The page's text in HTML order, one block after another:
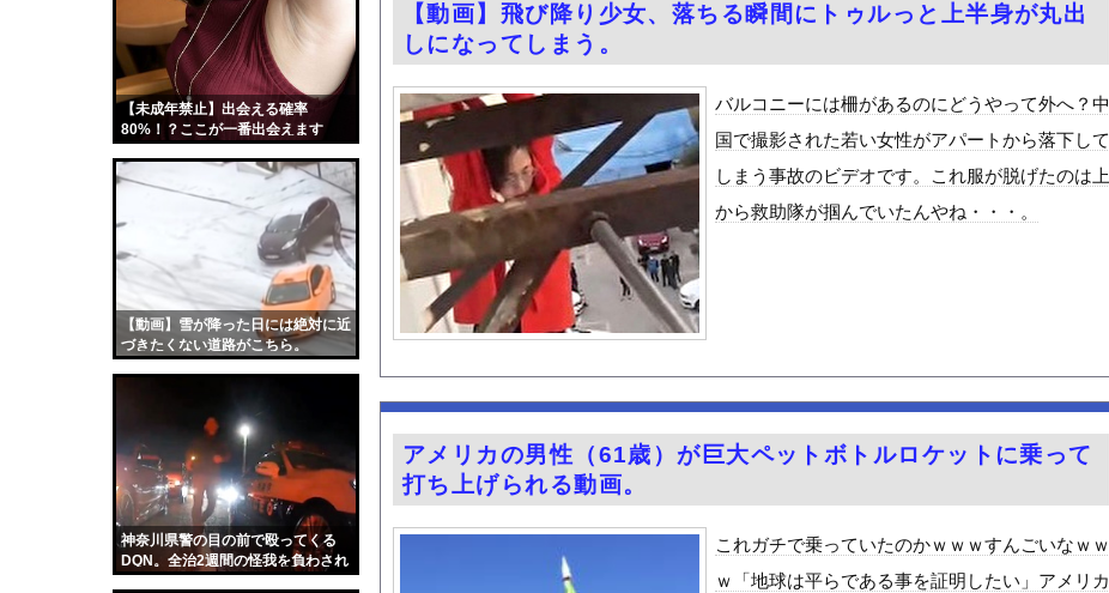
【未成年禁止】出会える確率
80%！？ここが一番出会えます
【動画】雪が降った日には絶対に近
づきたくない道路がこちら。
神奈川県警の目の前で殴ってくる
DQN。全治2週間の怪我を負わされ
エッセイスト「原爆を二度と使わせてはならない」⇒「もちろん中国の核も非難する？」⇒「...
ソクミルが夏休みおばちゃんAV70％OFFセールを開催 part2
お前らがメイドイン韓国で認めてるもの 「キムチ」あと3つは？
中国「大洪水！」三峡ダム「9門開放！（全力放流」中国都市「三峡沿線の道路水没」中国政...
職場の人妻と不倫をして、ついに、、、
韓国国会、サッカー前代表監督を追及「なぜ負けたのか」
日本旅行キャンセルすべきか…1万年ぶり史上最大級の火山の兆し＝韓国の反応
うちのネコが目の前にいた。私が上に物を投げるフリをする → 猫はこうなります…
2026年度 暑さのピーク終了
【画像】恋する女さん、ネット民が驚愕する大変身を遂げてしまう←コレは凄過ぎるw w ...
ラーメン屋でラストオーダー5分前に入店するの迷惑？
後呂有紗アナ 骨盤ストレッチで胸がくっきり！！
【動画】移民受け入れ派のパヨおば、自分の家に来られたら全力で拒否るｗｗｗｗｗｗｗｗｗ...
言うほどスーパーカブって良いバイクか？
【画像】サイバーコネクトツーの松山氏、JUMP公式にブロックされる・・・
【動画】女の子が一瞬でメロつく男がコレｗｗｗｗｗｗｗｗｗｗ
【動画】飛び降り少女、落ちる瞬間にトゥルっと上半身が丸出
しになってしまう。
バルコニーには柵があるのにどうやって外へ？中
国で撮影された若い女性がアパートから落下して
しまう事故のビデオです。これ服が脱げたのは上
から救助隊が掴んでいたんやね・・・。
アメリカの男性（61歳）が巨大ペットボトルロケットに乗って
打ち上げられる動画。
これガチで乗っていたのかｗｗｗすんごいなｗｗ
ｗ「地球は平らである事を証明したい」アメリカ